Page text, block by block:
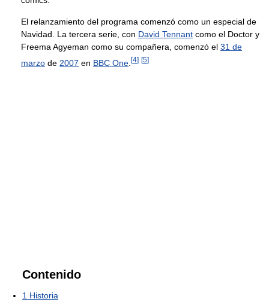
El relanzamiento del programa comenzó como un especial de
Navidad. La tercera serie, con David Tennant como el Doctor y
Freema Agyeman como su compañera, comenzó el 31 de
marzo de 2007 en BBC One [4] [5]
Contenido
1 Historia